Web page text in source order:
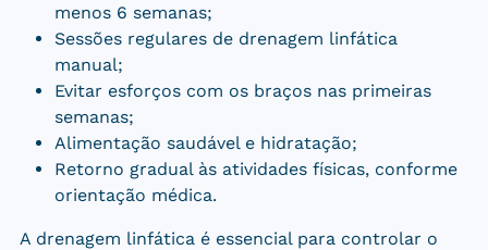
menos 6 semanas;
Sessões regulares de drenagem linfática
manual;
Evitar esforços com os braços nas primeiras
semanas;
Alimentação saudável e hidratação;
Retorno gradual às atividades físicas, conforme
orientação médica.
A drenagem linfática é essencial para controlar o